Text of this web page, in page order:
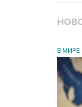
В МИРЕ